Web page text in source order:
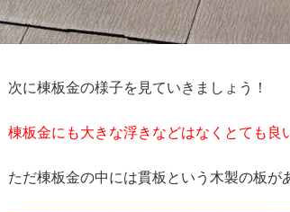
次に棟板金の様子を見ていきましょう！
棟板金にも大きな浮きなどはなくとても良
ただ棟板金の中には貫板という木製の板が